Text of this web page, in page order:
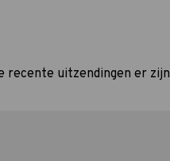
recente uitzendingen er zijn